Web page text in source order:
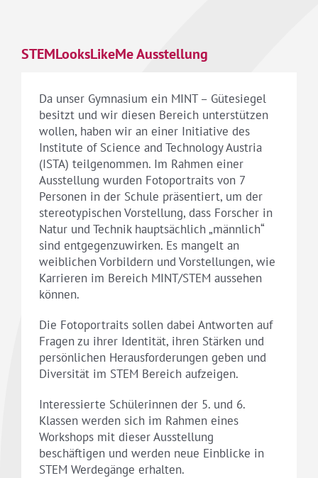
STEMLooksLikeMe Ausstellung
Da unser Gymnasium ein MINT – Gütesiegel
besitzt und wir diesen Bereich unterstützen
wollen, haben wir an einer Initiative des
Institute of Science and Technology Austria
(ISTA) teilgenommen. Im Rahmen einer
Ausstellung wurden Fotoportraits von 7
Personen in der Schule präsentiert, um der
stereotypischen Vorstellung, dass Forscher in
Natur und Technik hauptsächlich „männlich“
sind entgegenzuwirken. Es mangelt an
weiblichen Vorbildern und Vorstellungen, wie
Karrieren im Bereich MINT/STEM aussehen
können.
Die Fotoportraits sollen dabei Antworten auf
Fragen zu ihrer Identität, ihren Stärken und
persönlichen Herausforderungen geben und
Diversität im STEM Bereich aufzeigen.
Interessierte Schülerinnen der 5. und 6.
Klassen werden sich im Rahmen eines
Workshops mit dieser Ausstellung
beschäftigen und werden neue Einblicke in
STEM Werdegänge erhalten.